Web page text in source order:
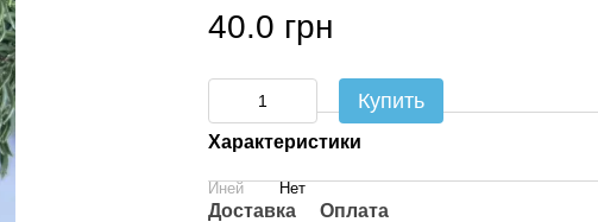
40.0 грн
Купить
Характеристики
Иней Нет
Доставка Оплата